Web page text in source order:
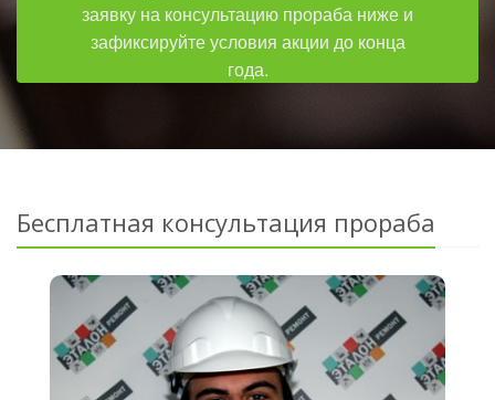
заявку на консультацию прораба ниже и
зафиксируйте условия акции до конца
года.
Бесплатная консультация прораба